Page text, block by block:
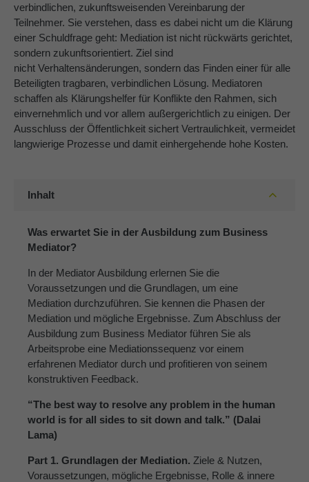
About us
Lorem ipsum dolor sit amet, consectetuer
adipiscing elit.
Aenean commodo ligula eget dolor. Aenean massa.
Cum sociis natoque penatibus et magnis dis parturient
montes, nascetur ridiculus mus. Donec quam felis,
verbindlichen, zukunftsweisenden Vereinbarung der
Teilnehmer. Sie verstehen, dass es dabei nicht um die Klärung
einer Schuldfrage geht: Mediation ist nicht rückwärts gerichtet,
sondern zukunftsorientiert. Ziel sind
nicht Verhaltensänderungen, sondern das Finden einer für alle
Beteiligten tragbaren, verbindlichen Lösung. Mediatoren
schaffen als Klärungshelfer für Konflikte den Rahmen, sich
einvernehmlich und vor allem außergerichtlich zu einigen. Der
Ausschluss der Öffentlichkeit sichert Vertraulichkeit, vermeidet
langwierige Prozesse und damit einhergehende hohe Kosten.
Inhalt
Was erwartet Sie in der Ausbildung zum Business
Mediator?
In der Mediator Ausbildung erlernen Sie die
Voraussetzungen und die Grundlagen, um eine
Mediation durchzuführen. Sie kennen die Phasen der
Mediation und mögliche Ergebnisse. Zum Abschluss der
Ausbildung zum Business Mediator führen Sie als
Arbeitsprobe eine Mediationssequenz vor einem
erfahrenen Mediator durch und profitieren von seinem
konstruktiven Feedback.
“The best way to resolve any problem in the human
world is for all sides to sit down and talk.” (Dalai
Lama)
Part 1. Grundlagen der Mediation. Ziele & Nutzen,
Voraussetzungen, mögliche Ergebnisse, Rolle & innere